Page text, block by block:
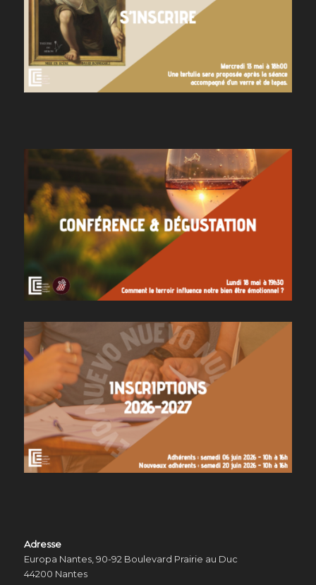
Adresse
Europa Nantes, 90-92 Boulevard Prairie au Duc
44200 Nantes